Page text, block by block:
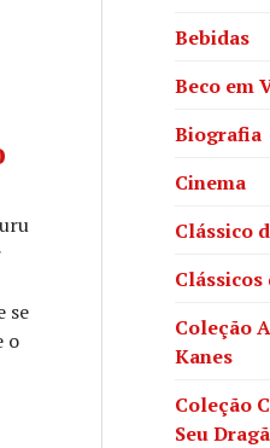
se
o
indígena disponível para
Bebidas
Beco em
Biografia
Cinema
Clássico
Coleção
Kanes
Coleção
Seu